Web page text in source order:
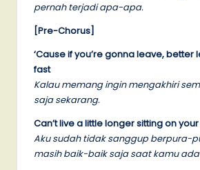
pernah terjadi apa-apa.
[Pre-Chorus]
‘Cause if you’re gonna leave, better
fast
Kalau memang ingin mengakhiri
saja sekarang.
Can’t live a little longer sitting on
Aku sudah tidak sanggup berpura-
masih baik-baik saja saat kamu